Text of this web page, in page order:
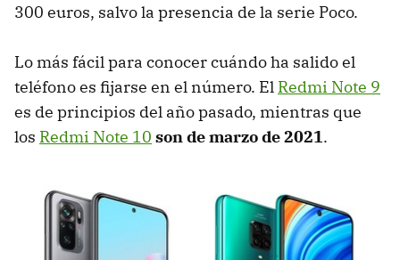
300 euros, salvo la presencia de la serie Poco.
Lo más fácil para conocer cuándo ha salido el
teléfono es fijarse en el número. El Redmi Note 9
es de principios del año pasado, mientras que
los Redmi Note 10 son de marzo de 2021.